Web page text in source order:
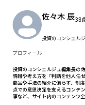
佐々木 辰38
投資のコンシェル
プロフィール
投資のコンシェルジュ編集長の
情報や考え方を「判断を他人任
商品や手法の紹介に偏らず、制
点での意思決定を支えるコンテ
事など、サイト内のコンテンツ